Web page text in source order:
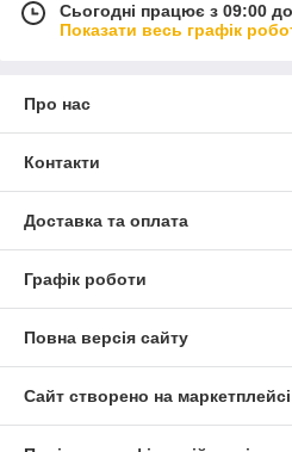
Сьогодні працює з 09:00
Показати весь графік
Про нас
Контакти
Доставка та оплата
Графік роботи
Повна версія сайту
Сайт створено на маркетплейсі